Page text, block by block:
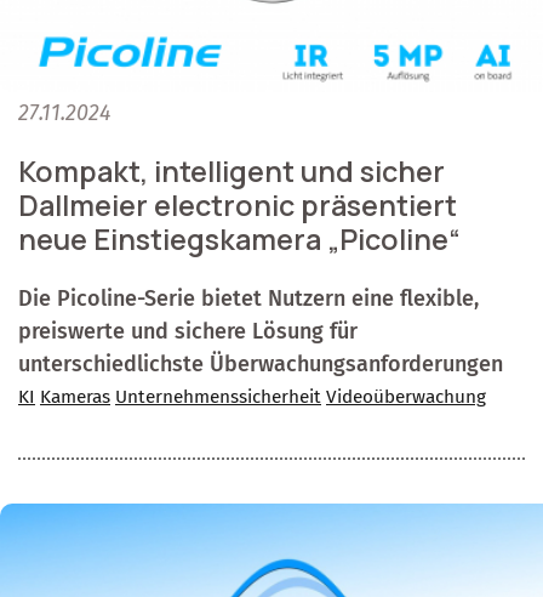
27.11.2024
Kompakt, intelligent und sicher
Dallmeier electronic präsentiert
neue Einstiegskamera „Picoline“
Die Picoline-Serie bietet Nutzern eine flexible,
preiswerte und sichere Lösung für
unterschiedlichste Überwachungsanforderungen
KI Kameras Unternehmenssicherheit Videoüberwachung